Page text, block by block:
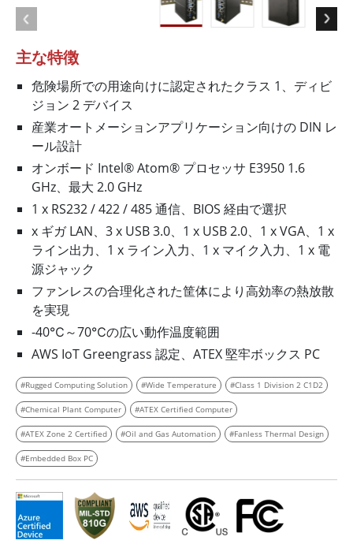
主な特徴
危険場所での用途向けに認定されたクラス 1、ディビ
ジョン 2 デバイス
産業オートメーションアプリケーション向けの DIN レ
ール設計
オンボード Intel® Atom® プロセッサ E3950 1.6
GHz、最大 2.0 GHz
1 x RS232 / 422 / 485 通信、BIOS 経由で選択
x ギガ LAN、3 x USB 3.0、1 x USB 2.0、1 x VGA、1 x
ライン出力、1 x ライン入力、1 x マイク入力、1 x 電
源ジャック
ファンレスの合理化された筐体により高効率の熱放散
を実現
-40℃～70℃の広い動作温度範囲
AWS IoT Greengrass 認定、ATEX 堅牢ボックス PC
#Rugged Computing Solution #Wide Temperature #Class 1 Division 2 C1D2
#Chemical Plant Computer #ATEX Certified Computer
#ATEX Zone 2 Certified #Oil and Gas Automation #Fanless Thermal Design
#Embedded Box PC